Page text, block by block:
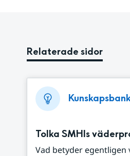
Relaterade sidor
Tolka SMHIs
Vad betyder egentligen